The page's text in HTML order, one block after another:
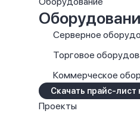
Серверное
Торговое
Коммерческое
Скачать прайс-лист
Проекты